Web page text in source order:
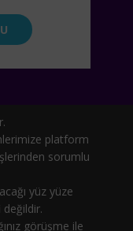
platform
sorumlu
yüz yüze
görüşme ile